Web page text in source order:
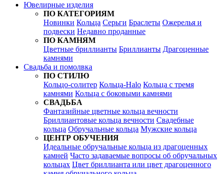
Ювелирные изделия
ПО КАТЕГОРИЯМ
Новинки Кольца Серьги Браслеты Ожерелья и
подвески Недавно проданные
ПО КАМНЯМ
Цветные бриллианты Бриллианты Драгоценные
камнями
Свадьба и помолвка
ПО СТИЛЮ
Кольцо-солитер Кольца-Halo Кольца c тремя
камнями Кольца c боковыми камнями
СВАДЬБА
Фантазийные цветные кольца вечности
Бриллиантовые кольца вечности Свадебные
кольца Обручальные кольца Мужские кольца
ЦЕНТР ОБУЧЕНИЯ
Идеальные обручальные кольца из драгоценных
камней Часто задаваемые вопросы об обручальных
кольцах Цвет бриллианта или цвет драгоценного